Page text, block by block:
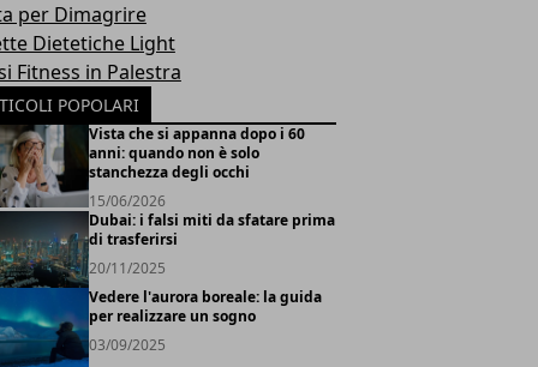
per Dimagrire
Dietetiche Light
Fitness in Palestra
POPOLARI
Vista che si appanna dopo i 60
anni: quando non è solo
stanchezza degli occhi
15/06/2026
Dubai: i falsi miti da sfatare prima
di trasferirsi
20/11/2025
Vedere l'aurora boreale: la guida
per realizzare un sogno
03/09/2025